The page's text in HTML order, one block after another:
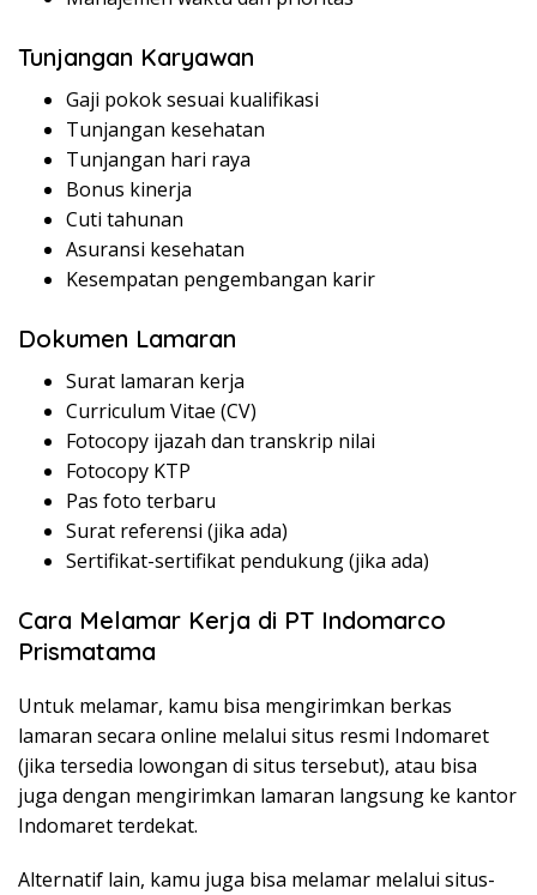
Tunjangan Karyawan
Gaji pokok sesuai kualifikasi
Tunjangan kesehatan
Tunjangan hari raya
Bonus kinerja
Cuti tahunan
Asuransi kesehatan
Kesempatan pengembangan karir
Dokumen Lamaran
Surat lamaran kerja
Curriculum Vitae (CV)
Fotocopy ijazah dan transkrip nilai
Fotocopy KTP
Pas foto terbaru
Surat referensi (jika ada)
Sertifikat-sertifikat pendukung (jika ada)
Cara Melamar Kerja di PT Indomarco
Prismatama
Untuk melamar, kamu bisa mengirimkan berkas
lamaran secara online melalui situs resmi Indomaret
(jika tersedia lowongan di situs tersebut), atau bisa
juga dengan mengirimkan lamaran langsung ke kantor
Indomaret terdekat.
Alternatif lain, kamu juga bisa melamar melalui situs-